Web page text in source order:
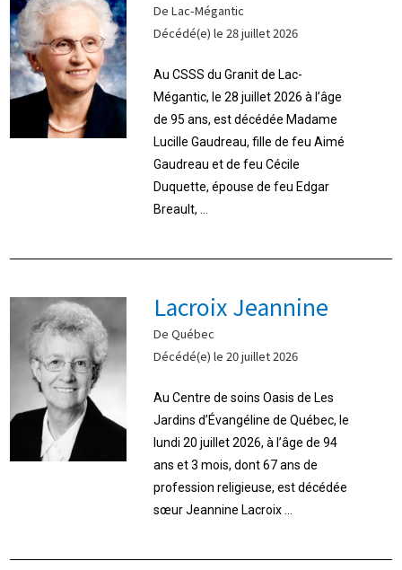
De Lac-Mégantic
Décédé(e) le 28 juillet 2026
Au CSSS du Granit de Lac-
Mégantic, le 28 juillet 2026 à l’âge
de 95 ans, est décédée Madame
Lucille Gaudreau, fille de feu Aimé
Gaudreau et de feu Cécile
Duquette, épouse de feu Edgar
Breault, ...
Lacroix Jeannine
De Québec
Décédé(e) le 20 juillet 2026
Au Centre de soins Oasis de Les
Jardins d’Évangéline de Québec, le
lundi 20 juillet 2026, à l’âge de 94
ans et 3 mois, dont 67 ans de
profession religieuse, est décédée
sœur Jeannine Lacroix ...